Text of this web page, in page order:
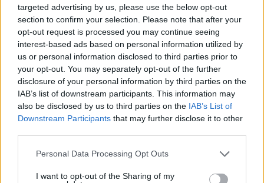
targeted advertising by us, please use the below opt-out
section to confirm your selection. Please note that after your
opt-out request is processed you may continue seeing
interest-based ads based on personal information utilized by
us or personal information disclosed to third parties prior to
your opt-out. You may separately opt-out of the further
disclosure of your personal information by third parties on the
IAB’s list of downstream participants. This information may
also be disclosed by us to third parties on the IAB’s List of
Downstream Participants that may further disclose it to other
Please note that this website/app uses one or more Google
not limited to your visit or usage behaviour. You may click to
Personal Data Processing Opt Outs
I want to opt-out of the Sharing of my